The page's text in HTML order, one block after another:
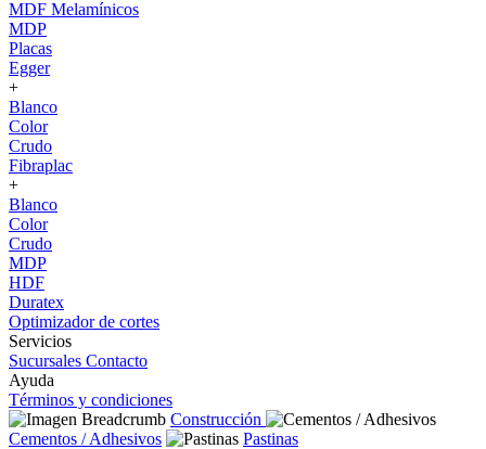
MDF Melamínicos
MDP
Placas
Egger
+
Blanco
Color
Crudo
Fibraplac
+
Blanco
Color
Crudo
MDP
HDF
Duratex
Optimizador de cortes
Servicios
Sucursales Contacto
Ayuda
Términos y condiciones
Construcción
Cementos / Adhesivos
Pastinas